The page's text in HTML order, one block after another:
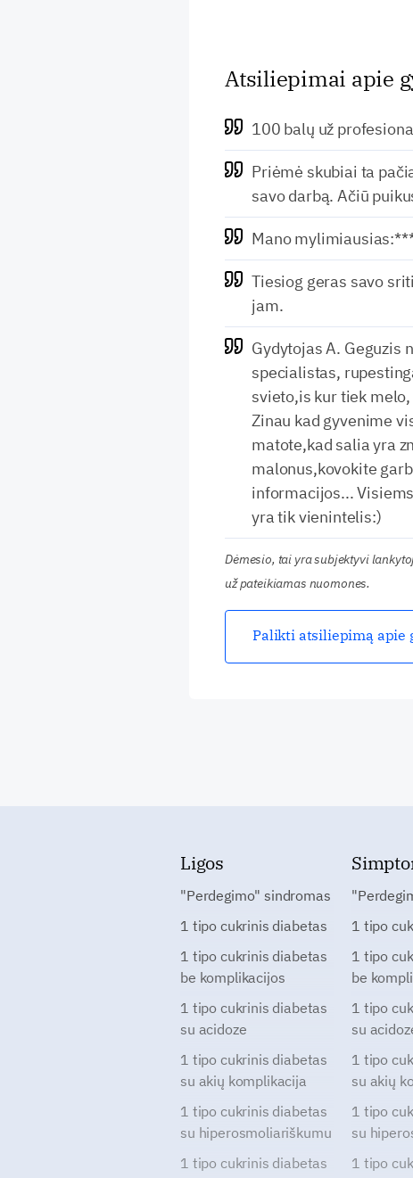
Atsiliepimai apie
100 balų už
Priėmė skubiai ta
savo darbą. Ačiū
Mano
Tiesiog geras savo
jam.
Gydytojas A. Geguzis
specialistas,
svieto,is kur tiek
Zinau kad gyvenime
matote,kad salia yra
malonus,kovokite
informacijos...
yra tik vienintelis:)
Dėmesio, tai yra subjektyvi
už pateikiamas nuomones.
Palikti atsiliepimą apie
Ligos
"Perdegimo" sindromas
1 tipo cukrinis diabetas
1 tipo cukrinis diabetas
be komplikacijos
1 tipo cukrinis diabetas
su acidoze
1 tipo cukrinis diabetas
su akių komplikacija
1 tipo cukrinis diabetas
su hiperosmoliariškumu
1 tipo cukrinis diabetas
1 tipo
1 tipo
be
1 tipo
su
1 tipo
su akių
1 tipo
su
1 tipo